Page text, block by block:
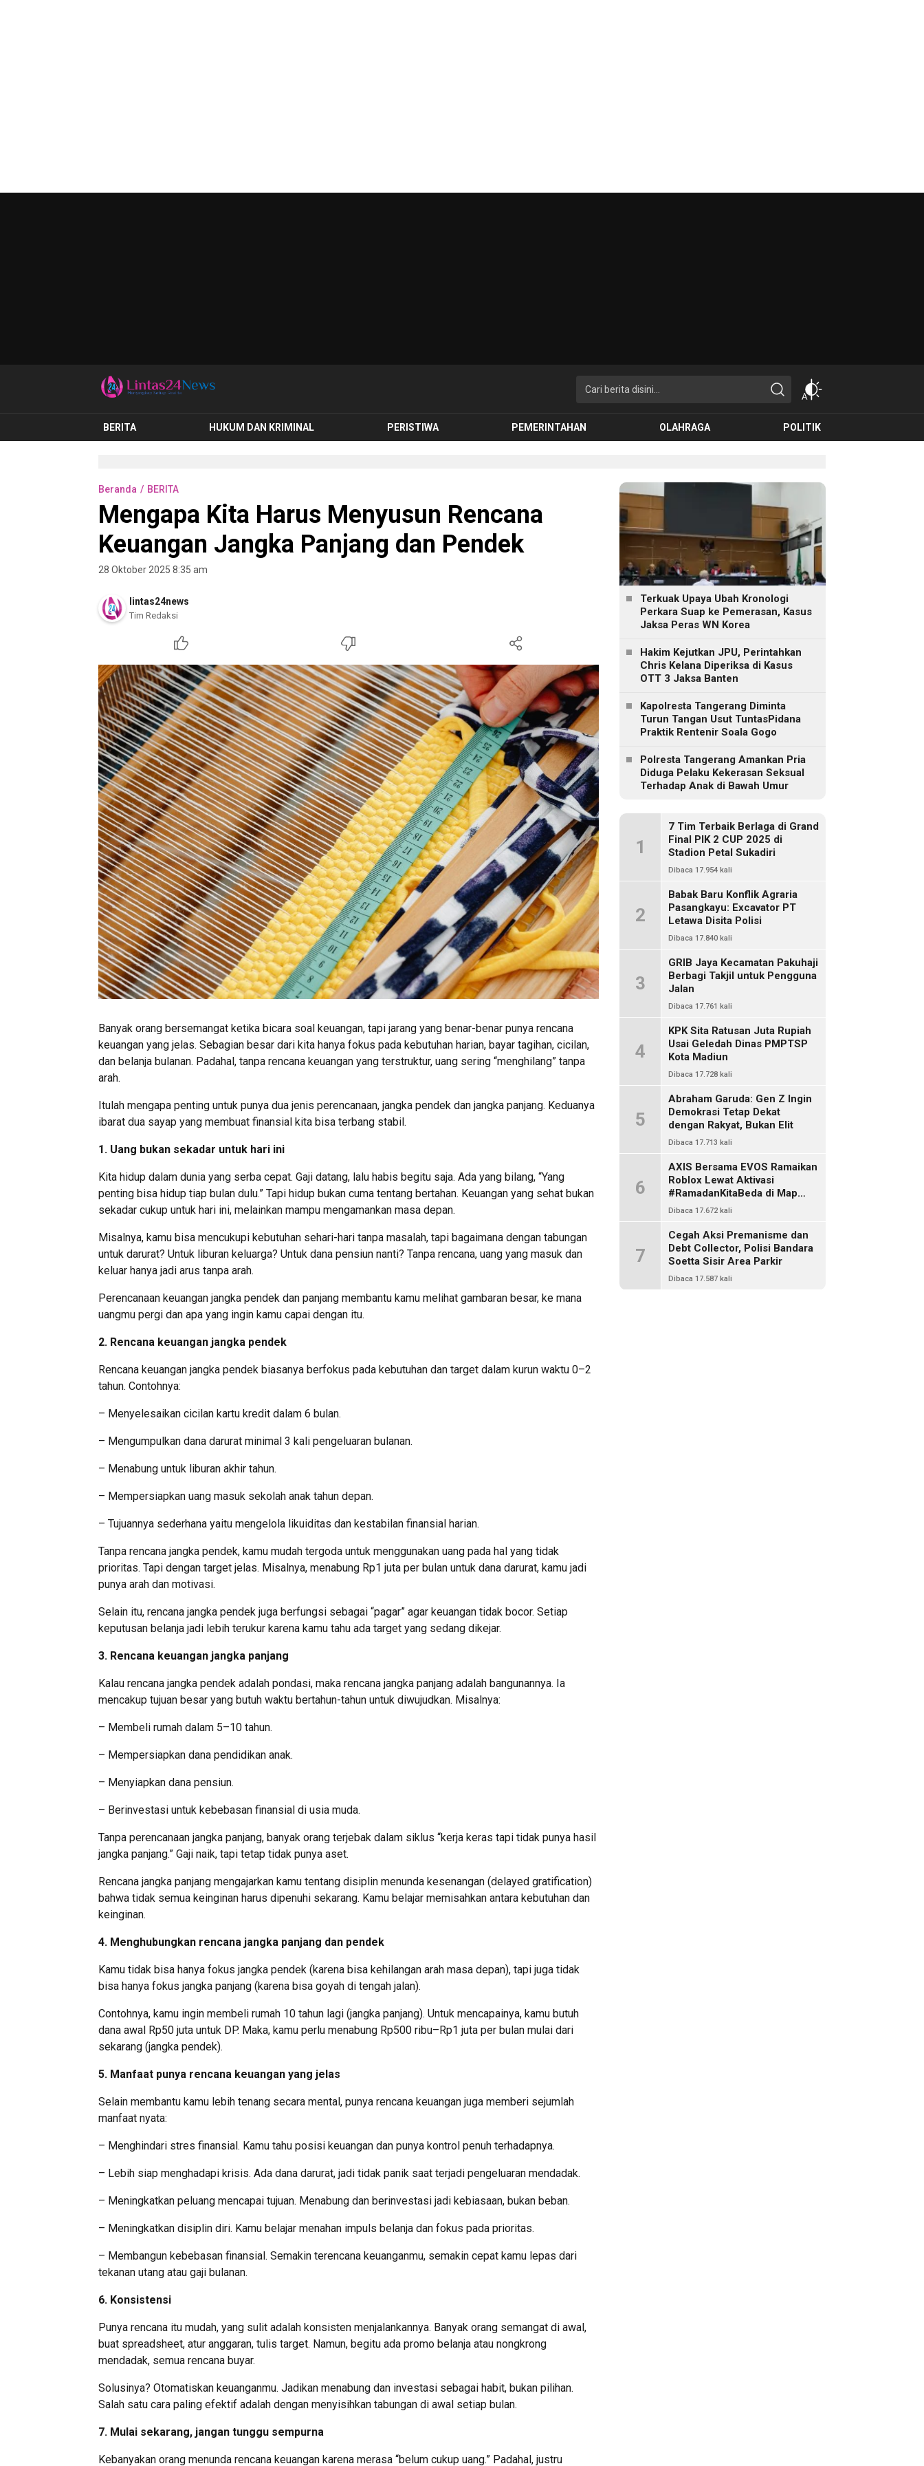
lintas24news.com
Menyingkap Setiap Realita
BERITA HUKUM DAN KRIMINAL PERISTIWA PEMERINTAHAN OLAHRAGA POLITIK
Beranda BERITA
Mengapa Kita Harus Menyusun Rencana
Keuangan Jangka Panjang dan Pendek
28 Oktober 2025 8:35 am
lintas24news
Tim Redaksi
Banyak orang bersemangat ketika bicara soal keuangan, tapi jarang yang benar-benar punya rencana
keuangan yang jelas. Sebagian besar dari kita hanya fokus pada kebutuhan harian, bayar tagihan, cicilan,
dan belanja bulanan. Padahal, tanpa rencana keuangan yang terstruktur, uang sering “menghilang” tanpa
arah.
Itulah mengapa penting untuk punya dua jenis perencanaan, jangka pendek dan jangka panjang. Keduanya
ibarat dua sayap yang membuat finansial kita bisa terbang stabil.
1. Uang bukan sekadar untuk hari ini
Kita hidup dalam dunia yang serba cepat. Gaji datang, lalu habis begitu saja. Ada yang bilang, “Yang
penting bisa hidup tiap bulan dulu.” Tapi hidup bukan cuma tentang bertahan. Keuangan yang sehat bukan
sekadar cukup untuk hari ini, melainkan mampu mengamankan masa depan.
Misalnya, kamu bisa mencukupi kebutuhan sehari-hari tanpa masalah, tapi bagaimana dengan tabungan
untuk darurat? Untuk liburan keluarga? Untuk dana pensiun nanti? Tanpa rencana, uang yang masuk dan
keluar hanya jadi arus tanpa arah.
Perencanaan keuangan jangka pendek dan panjang membantu kamu melihat gambaran besar, ke mana
uangmu pergi dan apa yang ingin kamu capai dengan itu.
2. Rencana keuangan jangka pendek
Rencana keuangan jangka pendek biasanya berfokus pada kebutuhan dan target dalam kurun waktu 0–2
tahun. Contohnya:
– Menyelesaikan cicilan kartu kredit dalam 6 bulan.
– Mengumpulkan dana darurat minimal 3 kali pengeluaran bulanan.
– Menabung untuk liburan akhir tahun.
– Mempersiapkan uang masuk sekolah anak tahun depan.
– Tujuannya sederhana yaitu mengelola likuiditas dan kestabilan finansial harian.
Tanpa rencana jangka pendek, kamu mudah tergoda untuk menggunakan uang pada hal yang tidak
prioritas. Tapi dengan target jelas. Misalnya, menabung Rp1 juta per bulan untuk dana darurat, kamu jadi
punya arah dan motivasi.
Selain itu, rencana jangka pendek juga berfungsi sebagai “pagar” agar keuangan tidak bocor. Setiap
keputusan belanja jadi lebih terukur karena kamu tahu ada target yang sedang dikejar.
3. Rencana keuangan jangka panjang
Kalau rencana jangka pendek adalah pondasi, maka rencana jangka panjang adalah bangunannya. Ia
mencakup tujuan besar yang butuh waktu bertahun-tahun untuk diwujudkan. Misalnya:
– Membeli rumah dalam 5–10 tahun.
– Mempersiapkan dana pendidikan anak.
– Menyiapkan dana pensiun.
– Berinvestasi untuk kebebasan finansial di usia muda.
Tanpa perencanaan jangka panjang, banyak orang terjebak dalam siklus “kerja keras tapi tidak punya hasil
jangka panjang.” Gaji naik, tapi tetap tidak punya aset.
Rencana jangka panjang mengajarkan kamu tentang disiplin menunda kesenangan (delayed gratification)
bahwa tidak semua keinginan harus dipenuhi sekarang. Kamu belajar memisahkan antara kebutuhan dan
keinginan.
4. Menghubungkan rencana jangka panjang dan pendek
Kamu tidak bisa hanya fokus jangka pendek (karena bisa kehilangan arah masa depan), tapi juga tidak
bisa hanya fokus jangka panjang (karena bisa goyah di tengah jalan).
Contohnya, kamu ingin membeli rumah 10 tahun lagi (jangka panjang). Untuk mencapainya, kamu butuh
dana awal Rp50 juta untuk DP. Maka, kamu perlu menabung Rp500 ribu–Rp1 juta per bulan mulai dari
sekarang (jangka pendek).
5. Manfaat punya rencana keuangan yang jelas
Selain membantu kamu lebih tenang secara mental, punya rencana keuangan juga memberi sejumlah
manfaat nyata:
– Menghindari stres finansial. Kamu tahu posisi keuangan dan punya kontrol penuh terhadapnya.
– Lebih siap menghadapi krisis. Ada dana darurat, jadi tidak panik saat terjadi pengeluaran mendadak.
– Meningkatkan peluang mencapai tujuan. Menabung dan berinvestasi jadi kebiasaan, bukan beban.
– Meningkatkan disiplin diri. Kamu belajar menahan impuls belanja dan fokus pada prioritas.
– Membangun kebebasan finansial. Semakin terencana keuanganmu, semakin cepat kamu lepas dari
tekanan utang atau gaji bulanan.
6. Konsistensi
Punya rencana itu mudah, yang sulit adalah konsisten menjalankannya. Banyak orang semangat di awal,
buat spreadsheet, atur anggaran, tulis target. Namun, begitu ada promo belanja atau nongkrong
mendadak, semua rencana buyar.
Solusinya? Otomatiskan keuanganmu. Jadikan menabung dan investasi sebagai habit, bukan pilihan.
Salah satu cara paling efektif adalah dengan menyisihkan tabungan di awal setiap bulan.
7. Mulai sekarang, jangan tunggu sempurna
Kebanyakan orang menunda rencana keuangan karena merasa “belum cukup uang.” Padahal, justru
Terkuak Upaya Ubah Kronologi
Perkara Suap ke Pemerasan, Kasus
Jaksa Peras WN Korea
Hakim Kejutkan JPU, Perintahkan
Chris Kelana Diperiksa di Kasus
OTT 3 Jaksa Banten
Kapolresta Tangerang Diminta
Turun Tangan Usut TuntasPidana
Praktik Rentenir Soala Gogo
Polresta Tangerang Amankan Pria
Diduga Pelaku Kekerasan Seksual
Terhadap Anak di Bawah Umur
1
7 Tim Terbaik Berlaga di Grand
Final PIK 2 CUP 2025 di
Stadion Petal Sukadiri
Dibaca 17.954 kali
2
Babak Baru Konflik Agraria
Pasangkayu: Excavator PT
Letawa Disita Polisi
Dibaca 17.840 kali
3
GRIB Jaya Kecamatan Pakuhaji
Berbagi Takjil untuk Pengguna
Jalan
Dibaca 17.761 kali
4
KPK Sita Ratusan Juta Rupiah
Usai Geledah Dinas PMPTSP
Kota Madiun
Dibaca 17.728 kali
5
Abraham Garuda: Gen Z Ingin
Demokrasi Tetap Dekat
dengan Rakyat, Bukan Elit
Dibaca 17.713 kali
6
AXIS Bersama EVOS Ramaikan
Roblox Lewat Aktivasi
#RamadanKitaBeda di Map
Indo Chat
Dibaca 17.672 kali
7
Cegah Aksi Premanisme dan
Debt Collector, Polisi Bandara
Soetta Sisir Area Parkir
Dibaca 17.587 kali